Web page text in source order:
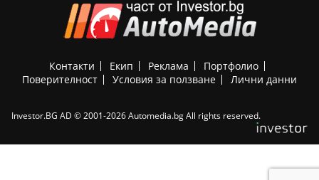
Контакти Екип Реклама
Портфолио
Поверителност
Условия за ползване Лични данни
Investor.BG AD © 2001-2026 Automedia.bg All rights reserved.